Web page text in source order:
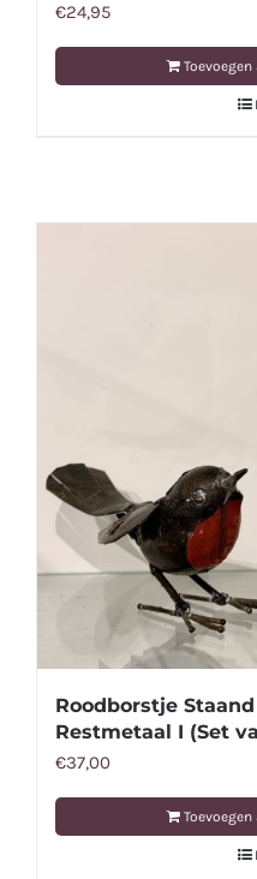
€24,95
Roodborstje
Restmetaal I (Set
€37,00